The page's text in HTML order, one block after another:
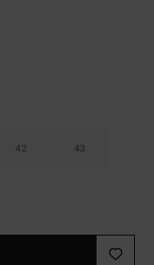
42 43